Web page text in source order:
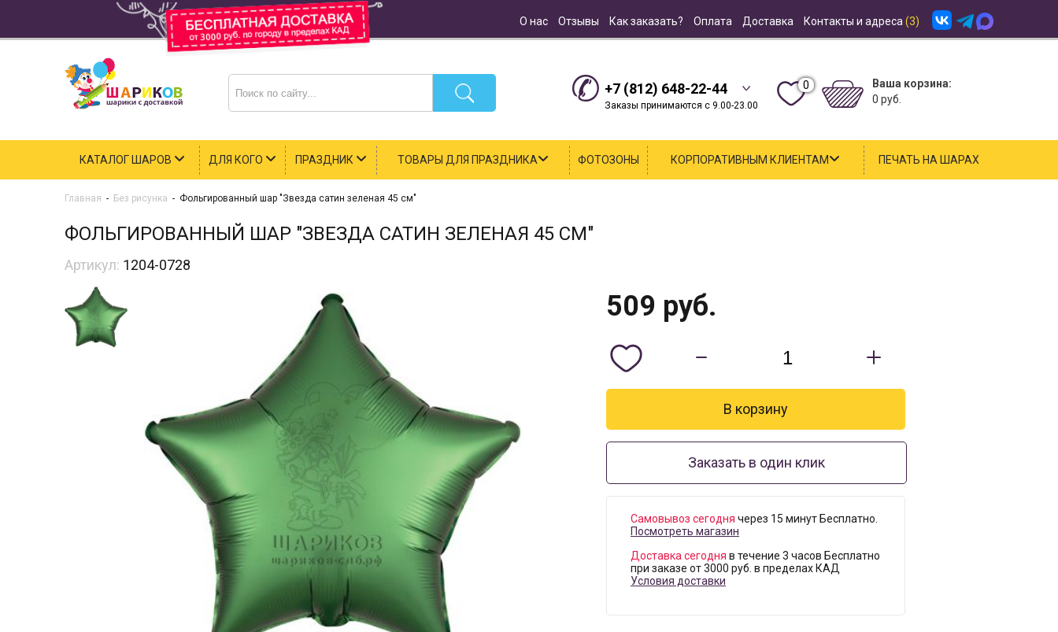
О нас Отзывы Как заказать? Оплата Доставка Контакты и адреса (3)
+7 (812) 648-22-44
Заказы принимаются с 9.00-23.00
0
Ваша корзина:
0 руб.
КАТАЛОГ ШАРОВ ДЛЯ КОГО ПРАЗДНИК ТОВАРЫ ДЛЯ ПРАЗДНИКА ФОТОЗОНЫ КОРПОРАТИВНЫМ КЛИЕНТАМ ПЕЧАТЬ НА ШАРАХ
Главная - Без рисунка - Фольгированный шар "Звезда сатин зеленая 45 см"
ФОЛЬГИРОВАННЫЙ ШАР "ЗВЕЗДА САТИН ЗЕЛЕНАЯ 45 СМ"
Артикул: 1204-0728
509 руб.
Заказать в один клик
Самовывоз сегодня через 15 минут Бесплатно.
Посмотреть магазин
Доставка сегодня в течение 3 часов Бесплатно
при заказе от 3000 руб. в пределах КАД
Условия доставки